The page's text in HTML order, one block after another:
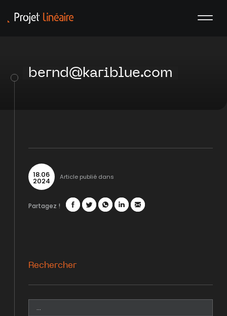
bernd@kariblue.com
18.06
2024 Article publié dans
Partagez !
Rechercher